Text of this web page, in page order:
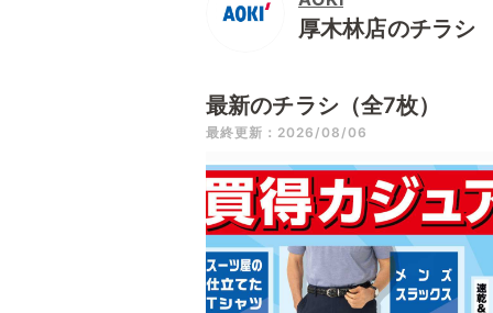
厚木林店のチラシ
最新のチラシ（全7枚）
最終更新：2026/08/06